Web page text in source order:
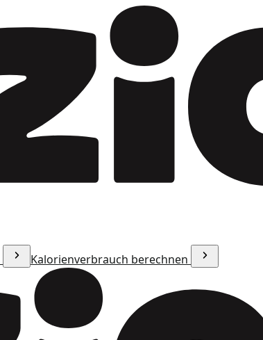
Kalorienverbrauch berechnen